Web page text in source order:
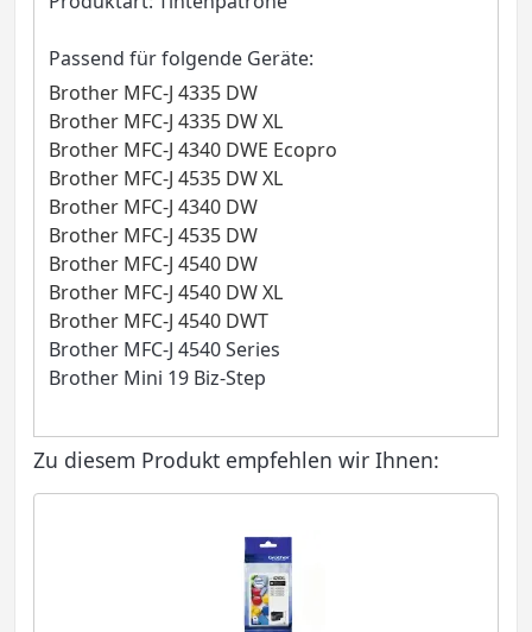
Passend für folgende Geräte:
Brother MFC-J 4335 DW
Brother MFC-J 4335 DW XL
Brother MFC-J 4340 DWE Ecopro
Brother MFC-J 4535 DW XL
Brother MFC-J 4340 DW
Brother MFC-J 4535 DW
Brother MFC-J 4540 DW
Brother MFC-J 4540 DW XL
Brother MFC-J 4540 DWT
Brother MFC-J 4540 Series
Brother Mini 19 Biz-Step
Zu diesem Produkt empfehlen wir Ihnen: